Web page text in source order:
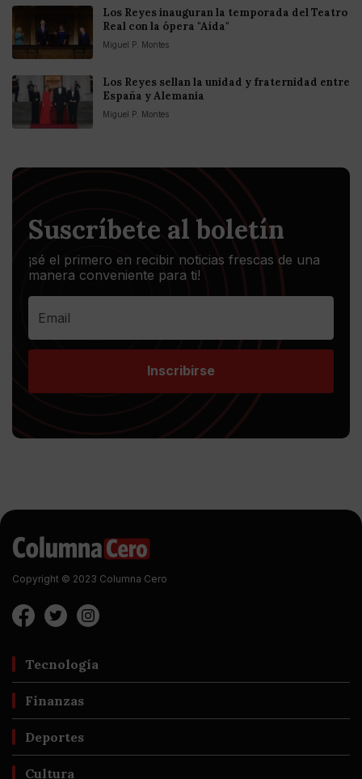
Los Reyes inauguran la temporada del Teatro
Real con la ópera "Aída"
Miguel P. Montes
Los Reyes sellan la unidad y fraternidad entre
España y Alemania
Miguel P. Montes
Suscríbete al boletín
¡sé el primero en recibir noticias frescas de una
manera conveniente para ti!
Inscribirse
Copyright © 2023 Columna Cero
Tecnología
Finanzas
Deportes
Cultura